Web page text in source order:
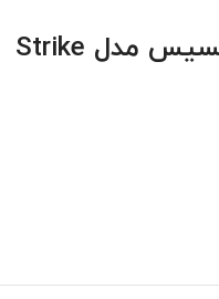
پد درام کنترلر دیجیتال السیس مدل Strike